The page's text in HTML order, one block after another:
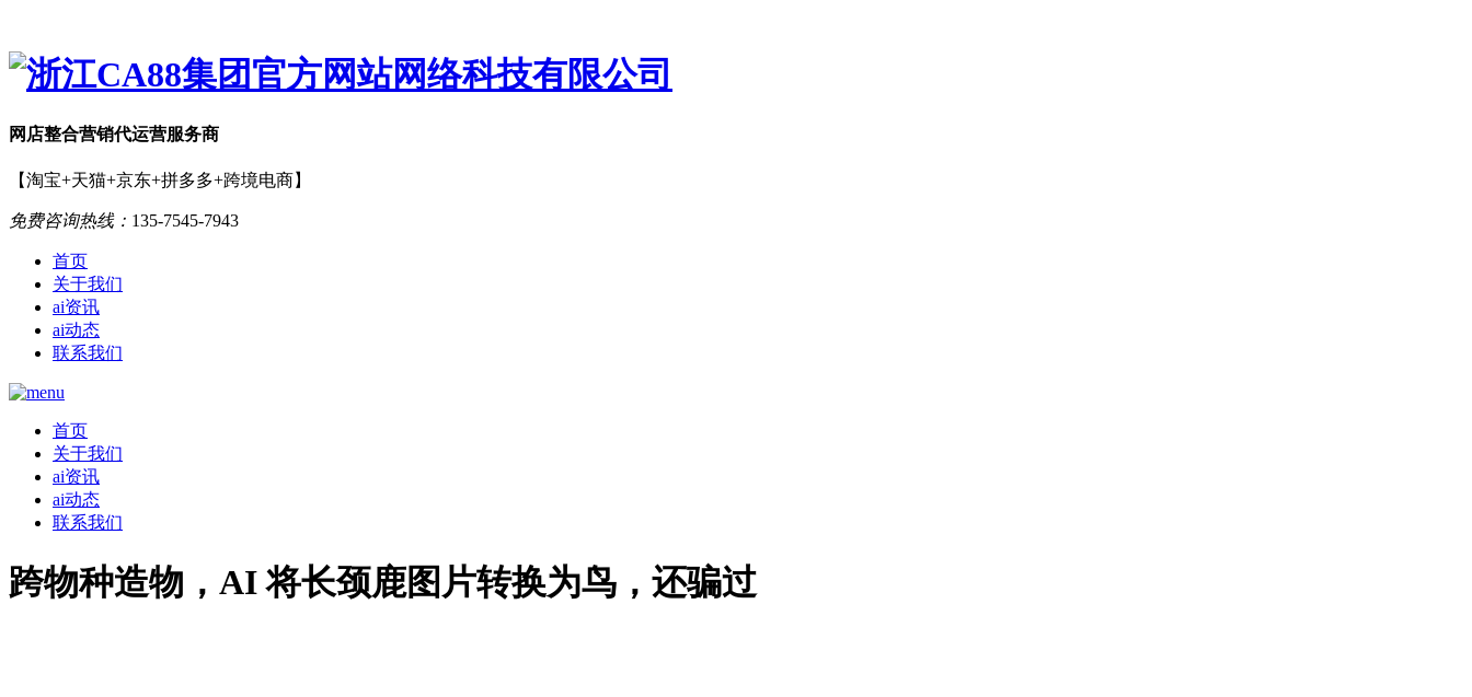
网店整合营销代运营服务商
【淘宝+天猫+京东+拼多多+跨境电商】
免费咨询热线： 135-7545-7943
首页
关于我们
ai资讯
ai动态
联系我们
首页
关于我们
ai资讯
ai动态
联系我们
跨物种造物，AI 将长颈鹿图片转换为鸟，还骗过